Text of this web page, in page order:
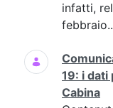
infatti,
19: i dati
Cabina